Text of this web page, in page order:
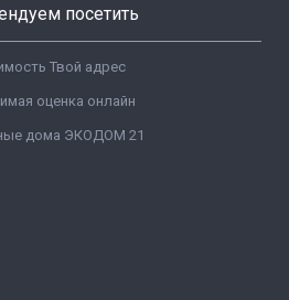
посетить
Твой адрес
оценка онлайн
дома ЭКОДОМ 21